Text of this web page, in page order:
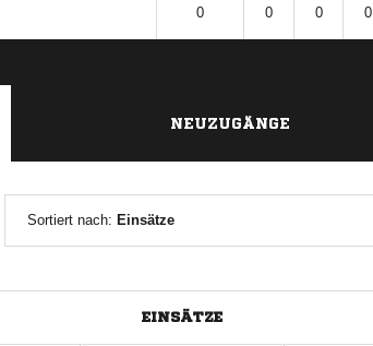
0 0 0 0
NEUZUGÄNGE
Sortiert nach: Einsätze
EINSÄTZE